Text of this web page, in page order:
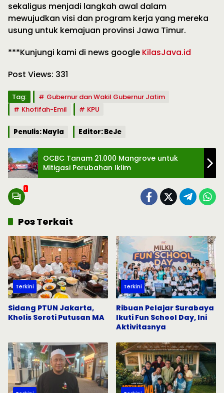
sekaligus menjadi langkah awal dalam
mewujudkan visi dan program kerja yang mereka
usung untuk kemajuan provinsi Jawa Timur.
***Kunjungi kami di news google KilasJava.id
Post Views: 331
Tag:
Gubernur dan Wakil Gubernur Jatim
Khofifah-Emil
KPU
Penulis: Nayla Editor: BeJe
OCBC Tanam 21.000 Mangrove untuk
Mitigasi Perubahan Iklim
1
Pos Terkait
Terkini
Sidang PTUN Jakarta,
Kholis Soroti Putusan MA
Terkini
Ribuan Pelajar Surabaya
Ikuti Fun School Day, Ini
Aktivitasnya